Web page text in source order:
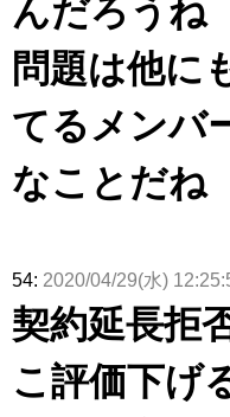
んだろうね
問題は他に
てるメンバ
なことだね
54: 2020/04/29(水)
契約延長拒
こ評価下げ